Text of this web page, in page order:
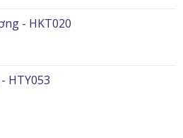
- HKT020
HTY053